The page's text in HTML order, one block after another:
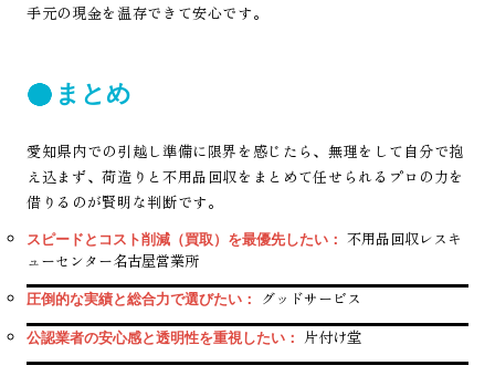
手元の現金を温存できて安心です。
まとめ
愛知県内での引越し準備に限界を感じたら、無理をして自分で抱
え込まず、荷造りと不用品回収をまとめて任せられるプロの力を
借りるのが賢明な判断です。
スピードとコスト削減（買取）を最優先したい： 不用品回収レスキ
ューセンター名古屋営業所
圧倒的な実績と総合力で選びたい： グッドサービス
公認業者の安心感と透明性を重視したい： 片付け堂